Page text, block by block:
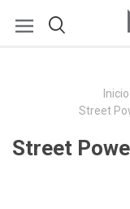
Inicio
Street
Street